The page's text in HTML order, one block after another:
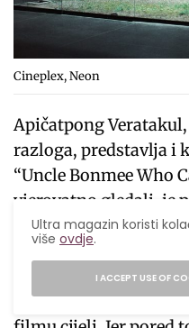
Cineplex, Neon
Apičatpong
razloga, predstavlja i
“Uncle Bonmee Who
vjerovatno gledali, je
sporog filma u
“Memoria” je takav
nećete. Kao u slučaju
ovo prvo, moraćete
Ultra magazin koristi
višeovdje.
I ACCEPT USE OF